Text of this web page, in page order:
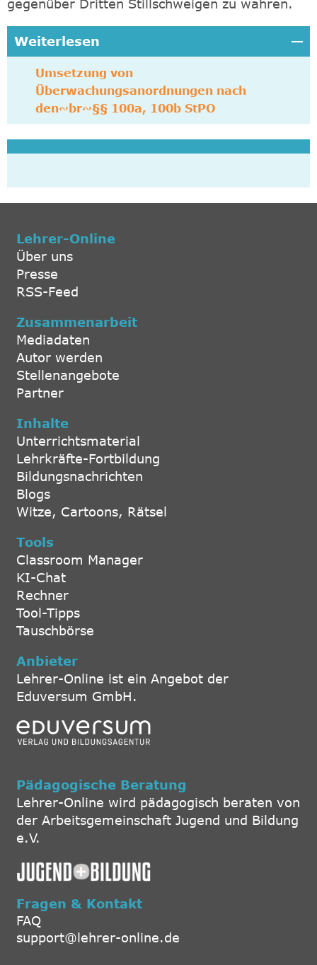
gegenüber Dritten Stillschweigen zu wahren.
Weiterlesen
Umsetzung von
Überwachungsanordnungen nach
den~br~§§ 100a, 100b StPO
Lehrer-Online
Über uns
Presse
RSS-Feed
Zusammenarbeit
Mediadaten
Autor werden
Stellenangebote
Partner
Inhalte
Unterrichtsmaterial
Lehrkräfte-Fortbildung
Bildungsnachrichten
Blogs
Witze, Cartoons, Rätsel
Tools
Classroom Manager
KI-Chat
Rechner
Tool-Tipps
Tauschbörse
Anbieter
Lehrer-Online ist ein Angebot der
Eduversum GmbH.
Pädagogische Beratung
Lehrer-Online wird pädagogisch beraten von
der Arbeitsgemeinschaft Jugend und Bildung
e.V.
Fragen & Kontakt
FAQ
support@lehrer-online.de